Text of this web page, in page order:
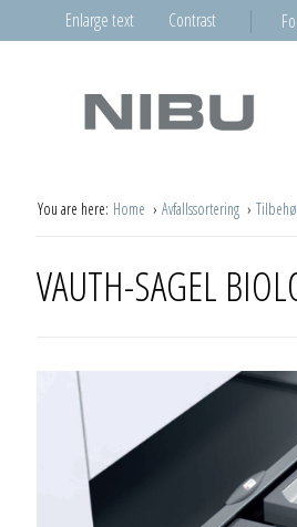
Enlarge text Contrast
You are here: Home Avfallssortering
VAUTH-SAGEL